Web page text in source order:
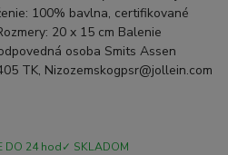
100% bavlna, certifikované
20 x 15 cm Balenie
osoba Smits Assen
TK, Nizozemskogpsr@jollein.com
DO 24 hod✓ SKLADOM